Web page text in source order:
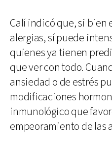
Calí indicó que, si bien
alergias, sí puede
quienes ya tienen
que ver con todo.
ansiedad o de estrés
modificaciones
inmunológico que
empeoramiento de las